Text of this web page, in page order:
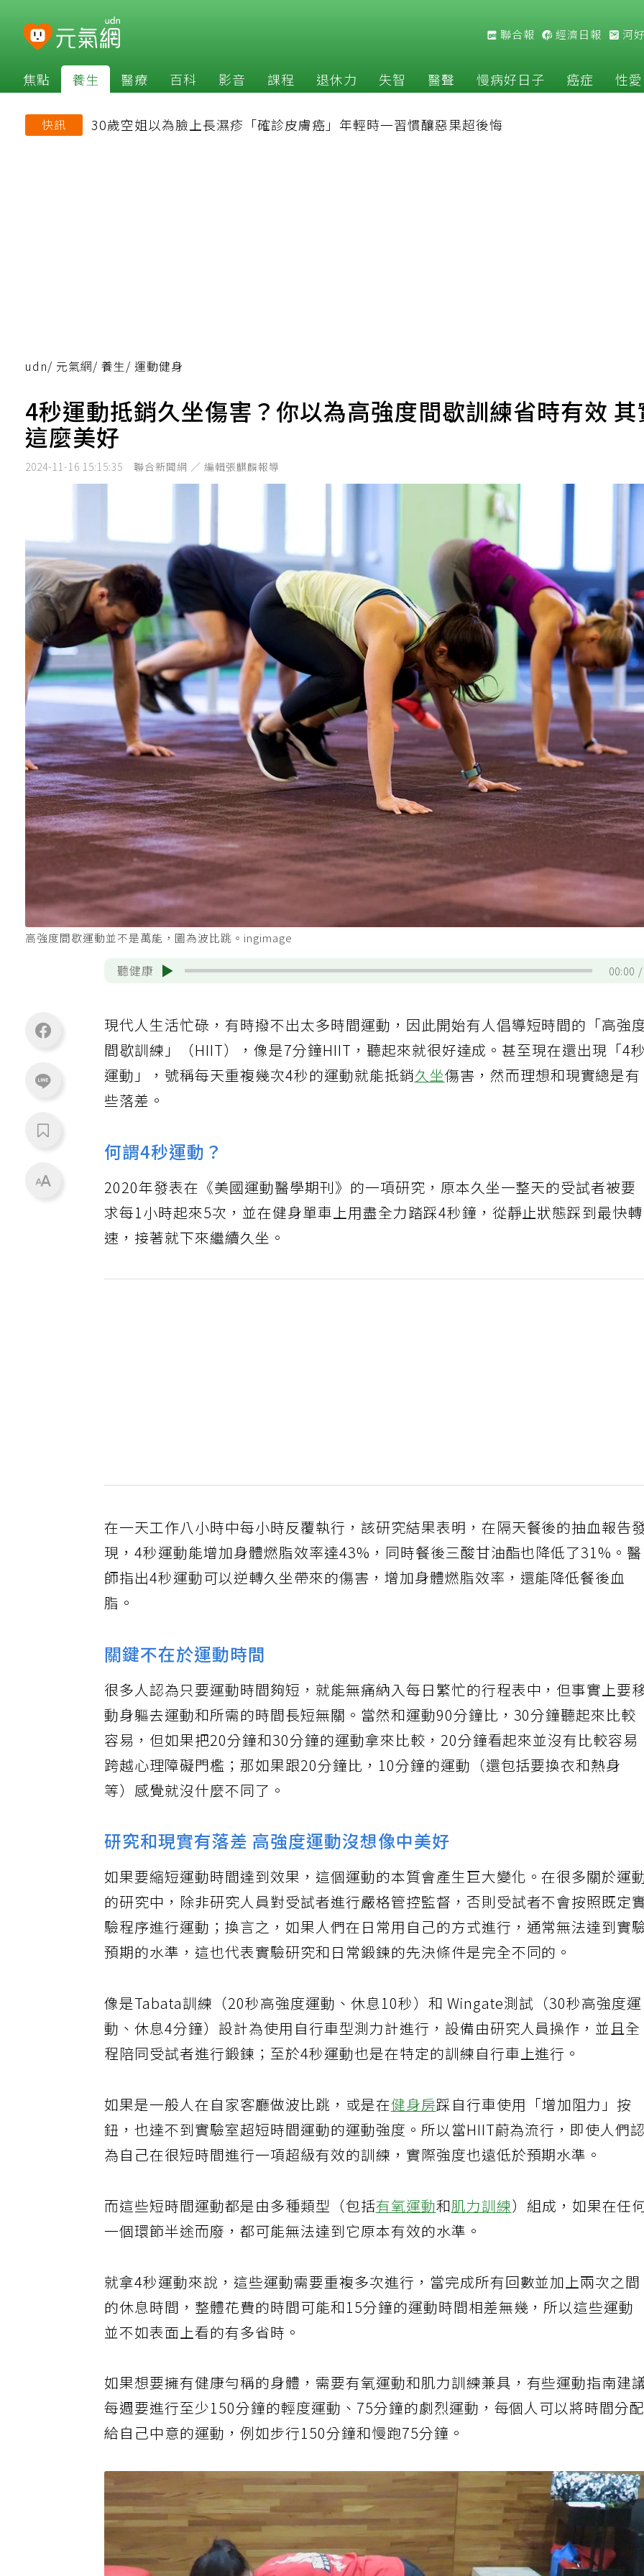
聯合報 經濟日報 河
焦點 養生 醫療 百科 影音 課程 退休力 失智 醫聲 慢病好日子 癌症 性愛
快訊 30歲空姐以為臉上長濕疹「確診皮膚癌」年輕時一習慣釀惡果超後悔
udn/ 元氣網/ 養生/ 運動健身
4秒運動抵銷久坐傷害？你以為高強度間歇訓練省時有效
這麼美好
2024-11-16 15:15:35 聯合新聞網 ／ 編輯張麒麟報導
高強度間歇運動並不是萬能，圖為波比跳。ingimage
聽健康 00:00
現代人生活忙碌，有時撥不出太多時間運動，因此開始有人倡導短時間的「高強
間歇訓練」（HIIT），像是7分鐘HIIT，聽起來就很好達成。甚至現在還出現「4
運動」，號稱每天重複幾次4秒的運動就能抵銷久坐傷害，然而理想和現實總是有
些落差。
何謂4秒運動？
2020年發表在《美國運動醫學期刊》的一項研究，原本久坐一整天的受試者被要
求每1小時起來5次，並在健身單車上用盡全力踏踩4秒鐘，從靜止狀態踩到最快
速，接著就下來繼續久坐。
在一天工作八小時中每小時反覆執行，該研究結果表明，在隔天餐後的抽血報告
現，4秒運動能增加身體燃脂效率達43%，同時餐後三酸甘油酯也降低了31%。
師指出4秒運動可以逆轉久坐帶來的傷害，增加身體燃脂效率，還能降低餐後血
脂。
關鍵不在於運動時間
很多人認為只要運動時間夠短，就能無痛納入每日繁忙的行程表中，但事實上要
動身軀去運動和所需的時間長短無關。當然和運動90分鐘比，30分鐘聽起來比較
容易，但如果把20分鐘和30分鐘的運動拿來比較，20分鐘看起來並沒有比較容易
跨越心理障礙門檻；那如果跟20分鐘比，10分鐘的運動（還包括要換衣和熱身
等）感覺就沒什麼不同了。
研究和現實有落差 高強度運動沒想像中美好
如果要縮短運動時間達到效果，這個運動的本質會產生巨大變化。在很多關於運
的研究中，除非研究人員對受試者進行嚴格管控監督，否則受試者不會按照既定
驗程序進行運動；換言之，如果人們在日常用自己的方式進行，通常無法達到實
預期的水準，這也代表實驗研究和日常鍛鍊的先決條件是完全不同的。
像是Tabata訓練（20秒高強度運動、休息10秒）和 Wingate測試（30秒高強度
動、休息4分鐘）設計為使用自行車型測力計進行，設備由研究人員操作，並且全
程陪同受試者進行鍛鍊；至於4秒運動也是在特定的訓練自行車上進行。
如果是一般人在自家客廳做波比跳，或是在健身房踩自行車使用「增加阻力」按
鈕，也達不到實驗室超短時間運動的運動強度。所以當HIIT蔚為流行，即使人們
為自己在很短時間進行一項超級有效的訓練，實際強度也遠低於預期水準。
而這些短時間運動都是由多種類型（包括有氧運動和肌力訓練）組成，如果在任
一個環節半途而廢，都可能無法達到它原本有效的水準。
就拿4秒運動來說，這些運動需要重複多次進行，當完成所有回數並加上兩次之間
的休息時間，整體花費的時間可能和15分鐘的運動時間相差無幾，所以這些運動
並不如表面上看的有多省時。
如果想要擁有健康勻稱的身體，需要有氧運動和肌力訓練兼具，有些運動指南建
每週要進行至少150分鐘的輕度運動、75分鐘的劇烈運動，每個人可以將時間分
給自己中意的運動，例如步行150分鐘和慢跑75分鐘。